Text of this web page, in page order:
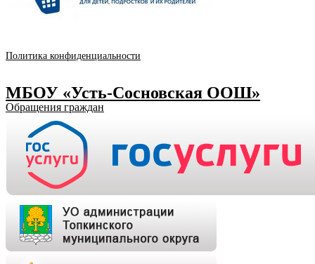
Политика конфиденциальности
МБОУ «Усть-Сосновская ООШ»
Обращения граждан